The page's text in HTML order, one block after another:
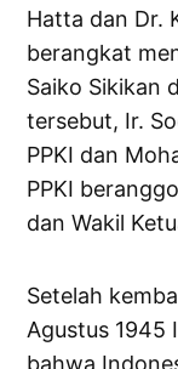
Hatta dan Dr.
berangkat
Saiko Sikikan
tersebut, Ir.
PPKI dan
PPKI
dan Wakil
Setelah
Agustus 1945
bahwa